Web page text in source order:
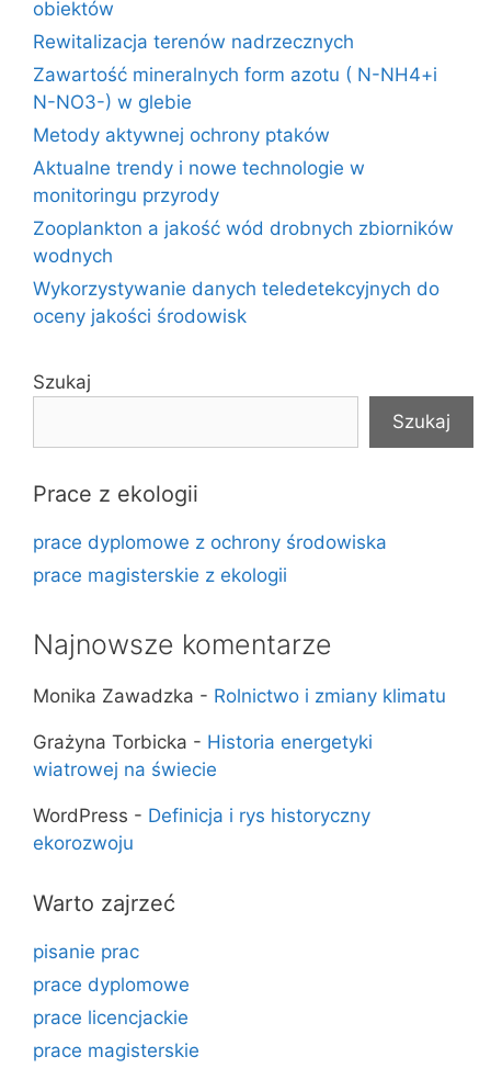
obiektów
Rewitalizacja terenów nadrzecznych
Zawartość mineralnych form azotu ( N-NH4+i
N-NO3-) w glebie
Metody aktywnej ochrony ptaków
Aktualne trendy i nowe technologie w
monitoringu przyrody
Zooplankton a jakość wód drobnych zbiorników
wodnych
Wykorzystywanie danych teledetekcyjnych do
oceny jakości środowisk
Szukaj
Szukaj
Prace z ekologii
prace dyplomowe z ochrony środowiska
prace magisterskie z ekologii
Najnowsze komentarze
Monika Zawadzka - Rolnictwo i zmiany klimatu
Grażyna Torbicka - Historia energetyki
wiatrowej na świecie
WordPress - Definicja i rys historyczny
ekorozwoju
Warto zajrzeć
pisanie prac
prace dyplomowe
prace licencjackie
prace magisterskie